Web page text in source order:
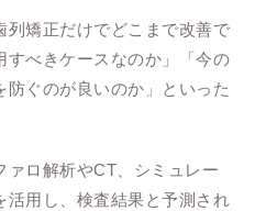
列矯正だけでどこまで改善で
すべきケースなのか」「今の
ぐのが良いのか」といった
ァロ解析やCT、シミュレー
活用し、検査結果と予測され